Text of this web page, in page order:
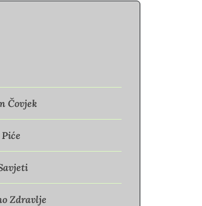
Čovjek
Zdravlje